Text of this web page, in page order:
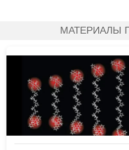
МАТЕРИАЛЫ